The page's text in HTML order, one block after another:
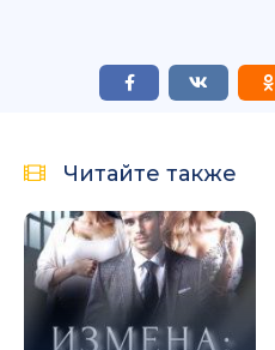
Читайте также